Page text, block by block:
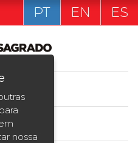
e MBA
PT EN ES
AQUI
nossa